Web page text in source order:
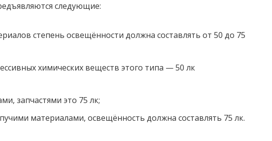
следующие:
степень освещённости должна составлять от 50 до 75
химических веществ этого типа — 50 лк
запчастями это 75 лк;
материалами, освещённость должна составлять 75 лк.